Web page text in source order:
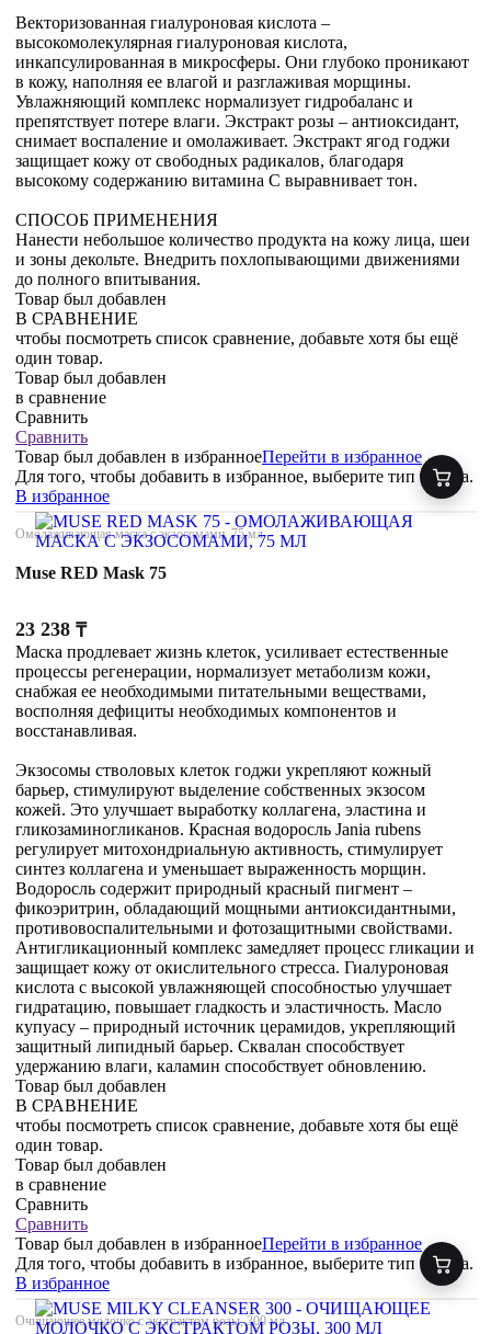
Векторизованная гиалуроновая кислота –
высокомолекулярная гиалуроновая кислота,
инкапсулированная в микросферы. Они глубоко проникают
в кожу, наполняя ее влагой и разглаживая морщины.
Увлажняющий комплекс нормализует гидробаланс и
препятствует потере влаги. Экстракт розы – антиоксидант,
снимает воспаление и омолаживает. Экстракт ягод годжи
защищает кожу от свободных радикалов, благодаря
высокому содержанию витамина С выравнивает тон.
СПОСОБ ПРИМЕНЕНИЯ
Нанести небольшое количество продукта на кожу лица, шеи
и зоны декольте. Внедрить похлопывающими движениями
до полного впитывания.
Товар был добавлен
В СРАВНЕНИЕ
чтобы посмотреть список сравнение, добавьте хотя бы ещё
один товар.
Товар был добавлен
в сравнение
Сравнить
Сравнить
Товар был добавлен в избранноеПерейти в избранное
Для того, чтобы добавить в избранное, выберите тип товара.
В избранное
Омолаживающая маска с экзосомами, 75 мл
Muse RED Mask 75
23 238 ₸
Маска продлевает жизнь клеток, усиливает естественные
процессы регенерации, нормализует метаболизм кожи,
снабжая ее необходимыми питательными веществами,
восполняя дефициты необходимых компонентов и
восстанавливая.
Экзосомы стволовых клеток годжи укрепляют кожный
барьер, стимулируют выделение собственных экзосом
кожей. Это улучшает выработку коллагена, эластина и
гликозаминогликанов. Красная водоросль Jania rubens
регулирует митохондриальную активность, стимулирует
синтез коллагена и уменьшает выраженность морщин.
Водоросль содержит природный красный пигмент –
фикоэритрин, обладающий мощными антиоксидантными,
противовоспалительными и фотозащитными свойствами.
Антигликационный комплекс замедляет процесс гликации и
защищает кожу от окислительного стресса. Гиалуроновая
кислота с высокой увлажняющей способностью улучшает
гидратацию, повышает гладкость и эластичность. Масло
купуасу – природный источник церамидов, укрепляющий
защитный липидный барьер. Сквалан способствует
удержанию влаги, каламин способствует обновлению.
Товар был добавлен
В СРАВНЕНИЕ
чтобы посмотреть список сравнение, добавьте хотя бы ещё
один товар.
Товар был добавлен
в сравнение
Сравнить
Сравнить
Товар был добавлен в избранноеПерейти в избранное
Для того, чтобы добавить в избранное, выберите тип товара.
В избранное
Очищающее молочко с экстрактом розы, 300 мл